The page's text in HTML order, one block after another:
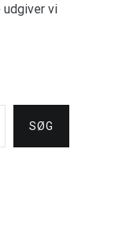
udgiver vi
SØG